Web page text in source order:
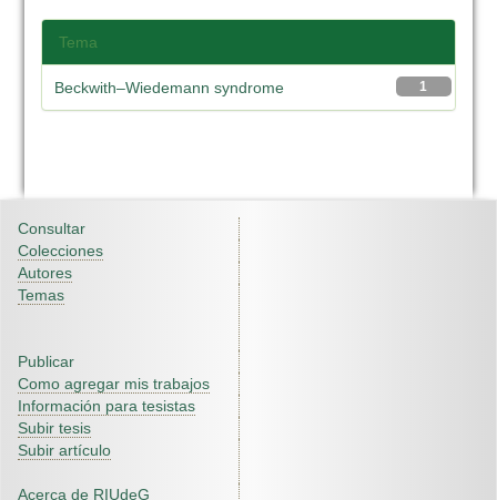
Tema
1
Beckwith–Wiedemann syndrome
Consultar
Colecciones
Autores
Temas
Publicar
Como agregar mis trabajos
Información para tesistas
Subir tesis
Subir artículo
Acerca de RIUdeG